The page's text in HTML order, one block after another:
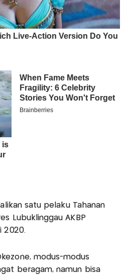
satu pelaku Tahanan
Lubuklinggau AKBP
2020.
modus-modus
beragam, namun bisa